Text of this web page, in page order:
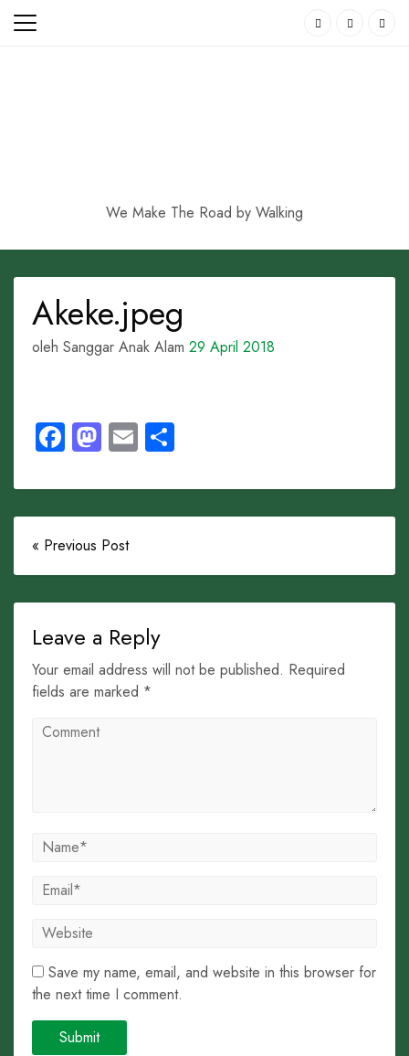
Skip
We Make The Road by Walking
Akeke.jpeg
oleh Sanggar Anak Alam 29 April 2018
Facebook
Mastodon
Email
« Previous Post
Leave a Reply
Your email address will not be published. Required
fields are marked *
Save my name, email, and website in this browser for
the next time I comment.